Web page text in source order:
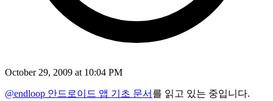
October 29, 2009 at 10:04 PM
@endloop 안드로이드 앱 기초 문서 를 읽고 있는 중입니다.